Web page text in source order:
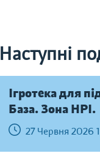
Наступні
Ігротека для
База. Зона НРІ.
27 Червня 2026